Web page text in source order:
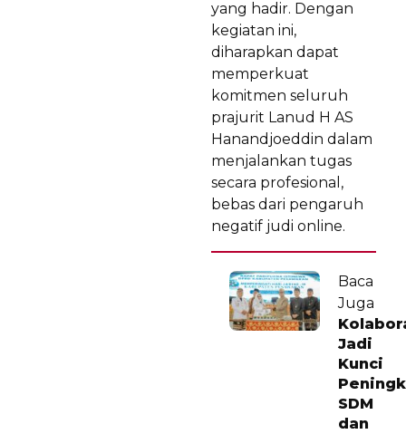
yang hadir. Dengan
kegiatan ini,
diharapkan dapat
memperkuat
komitmen seluruh
prajurit Lanud H AS
Hanandjoeddin dalam
menjalankan tugas
secara profesional,
bebas dari pengaruh
negatif judi online.
Baca
Juga
Jadi
Kunci
SDM
dan